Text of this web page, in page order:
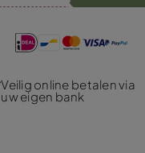
Veilig online betalen via
uw eigen bank